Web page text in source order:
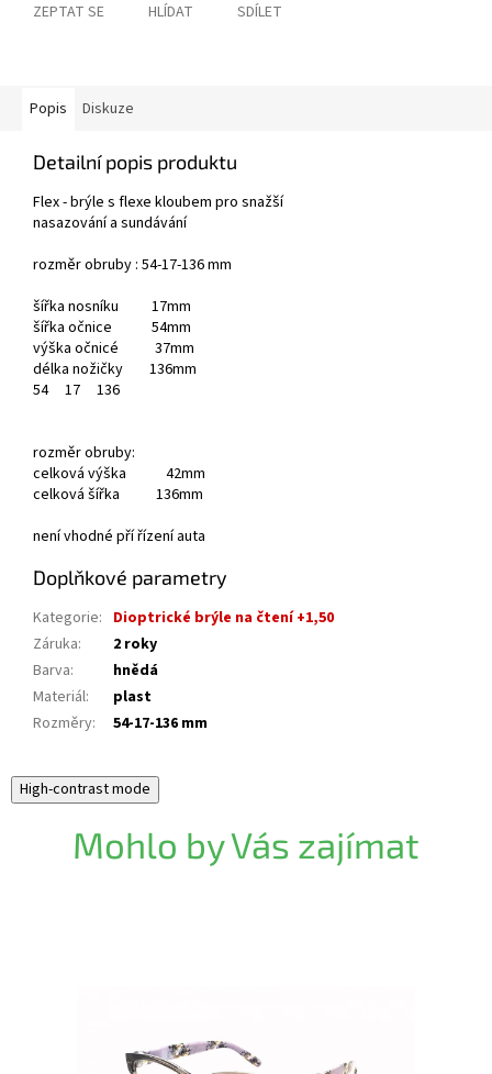
ZEPTAT SE HLÍDAT SDÍLET
Popis Diskuze
Detailní popis produktu
Flex - brýle s flexe kloubem pro snažší
nasazování a sundávání
rozměr obruby : 54-17-136 mm
šířka nosníku 17mm
šířka očnice 54mm
výška očnicé 37mm
délka nožičky 136mm
54 17 136
rozměr obruby:
celková výška 42mm
celková šířka 136mm
není vhodné pří řízení auta
Doplňkové parametry
Kategorie: Dioptrické brýle na čtení +1,50
Záruka:
2 roky
Barva:
hnědá
Materiál:
plast
Rozměry: 54-17-136 mm
High-contrast mode
Mohlo by Vás zajímat